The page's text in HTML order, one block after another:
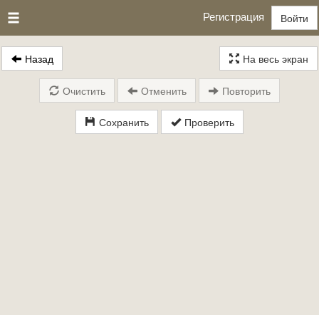
Регистрация Войти
Назад На весь экран
Сохранить Проверить
Очистить Отменить Повторить